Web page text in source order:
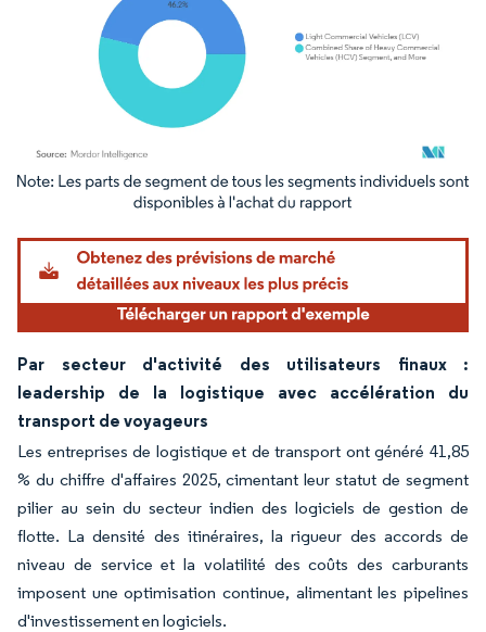
Image © Mordor Intelligence. La réutilisation nécessite une attribution sous CC BY
Par secteur d'activité des utilisateurs finaux :
leadership de la logistique avec accélération du
transport de voyageurs
Les entreprises de logistique et de transport ont généré 41,85
% du chiffre d'affaires 2025, cimentant leur statut de segment
pilier au sein du secteur indien des logiciels de gestion de
flotte. La densité des itinéraires, la rigueur des accords de
niveau de service et la volatilité des coûts des carburants
imposent une optimisation continue, alimentant les pipelines
d'investissement en logiciels.